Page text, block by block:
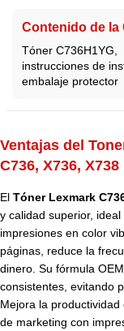
Contenido de la
Tóner C736H1YG,
instrucciones de
embalaje protector
Ventajas del
C736, X736, X738
El Tóner Lexmark
y calidad superior,
impresiones en color
páginas, reduce la
dinero. Su fórmula
consistentes, evitando
Mejora la
de marketing con